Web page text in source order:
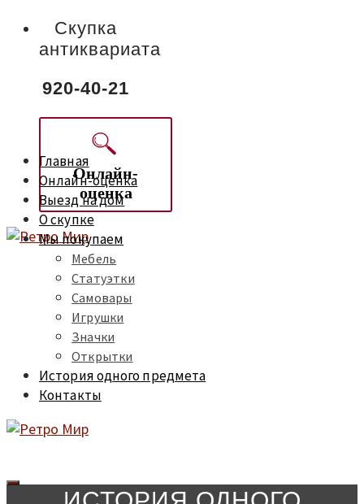
Скупка
антиквариата
920-40-21
Онлайн-
оценка
Главная
Онлайн-оценка
Выезд на дом
О скупке
Мы покупаем
Мебель
Статуэтки
Самовары
Игрушки
Значки
Открытки
История одного предмета
Контакты